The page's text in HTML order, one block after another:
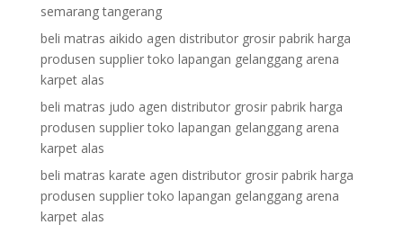
semarang tangerang
beli matras aikido agen distributor grosir pabrik harga
produsen supplier toko lapangan gelanggang arena
karpet alas
beli matras judo agen distributor grosir pabrik harga
produsen supplier toko lapangan gelanggang arena
karpet alas
beli matras karate agen distributor grosir pabrik harga
produsen supplier toko lapangan gelanggang arena
karpet alas